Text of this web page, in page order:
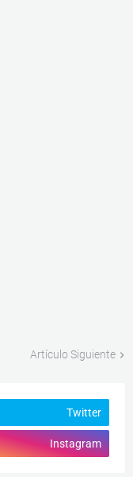
Artículo Siguiente
Twitter
Instagram